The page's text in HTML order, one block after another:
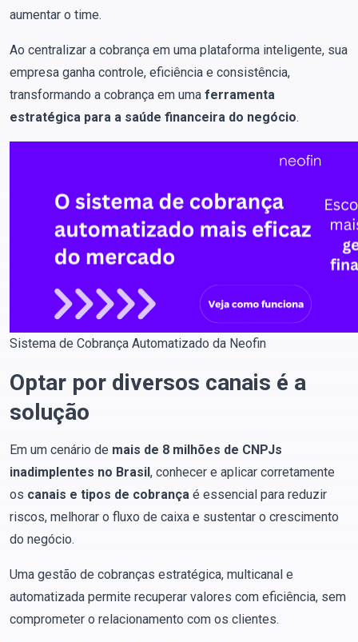
aumentar o time.
Ao centralizar a cobrança em uma plataforma inteligente, sua
empresa ganha controle, eficiência e consistência,
transformando a cobrança em uma ferramenta
estratégica para a saúde financeira do negócio.
Sistema de Cobrança Automatizado da Neofin
Optar por diversos canais é a
solução
Em um cenário de mais de 8 milhões de CNPJs
inadimplentes no Brasil , conhecer e aplicar corretamente
os canais e tipos de cobrança é essencial para reduzir
riscos, melhorar o fluxo de caixa e sustentar o crescimento
do negócio.
Uma gestão de cobranças estratégica, multicanal e
automatizada permite recuperar valores com eficiência, sem
comprometer o relacionamento com os clientes.